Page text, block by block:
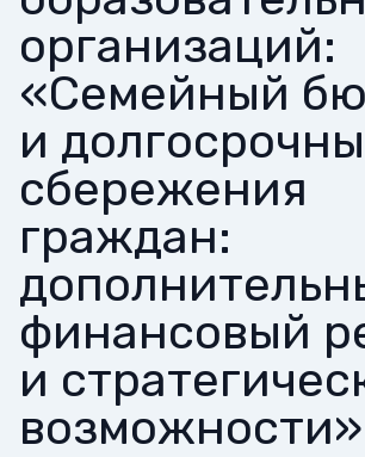
организаций:
«Семейный
и
сбережения
граждан:
финансовый
и
возможности»